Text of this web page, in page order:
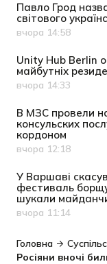
Павло Грод
світового
Дата публікації
вчора 14:58
Unity Hub Berlin
майбутніх
Дата публікації
вчора 14:33
В МЗС провели
консульских
кордоном
Дата публікації
вчора 12:18
У Варшаві
фестиваль
шукали
Дата публікації
вчора 11:14
Головна